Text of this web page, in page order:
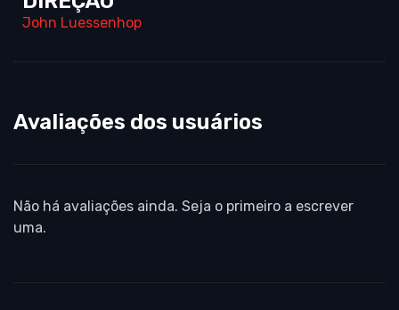
John Luessenhop
Avaliações dos usuários
Não há avaliações ainda. Seja o primeiro a escrever
uma.